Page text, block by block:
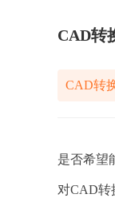
CAD转
CAD转
是否希望
对CAD转